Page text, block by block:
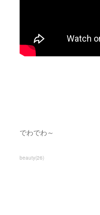
でわでわ～
beauty(26)